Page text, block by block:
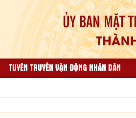
TUYÊN TRUYỀN VẬN ĐỘNG NHÂN DÂN